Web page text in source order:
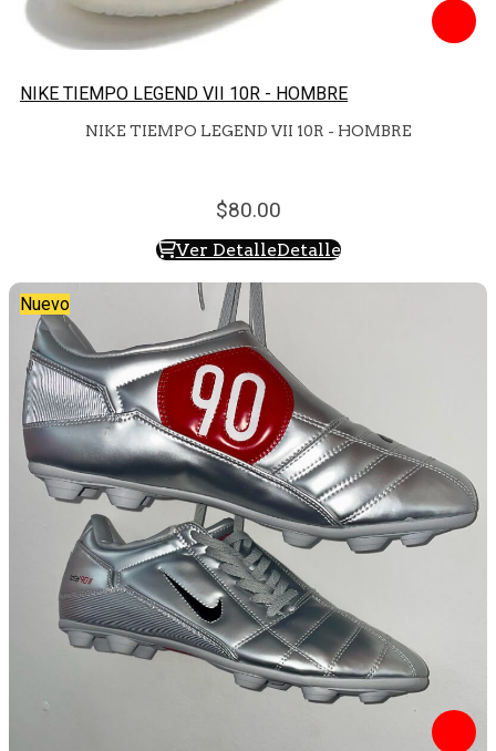
NIKE TIEMPO LEGEND VII 10R - HOMBRE
NIKE TIEMPO LEGEND VII 10R - HOMBRE
80.00
Ver DetalleDetalle
Nuevo